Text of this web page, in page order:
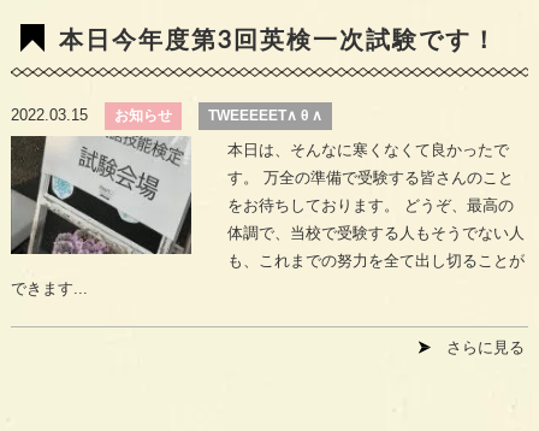
本日今年度第3回英検一次試験です！
2022.03.15 お知らせ TWEEEEET∧ θ ∧
本日は、そんなに寒くなくて良かったで
す。 万全の準備で受験する皆さんのこと
をお待ちしております。 どうぞ、最高の
体調で、当校で受験する人もそうでない人
も、これまでの努力を全て出し切ることが
できます...
さらに見る